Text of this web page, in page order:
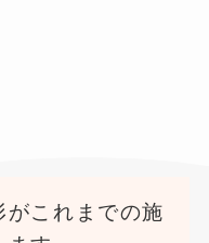
がこれまでの施